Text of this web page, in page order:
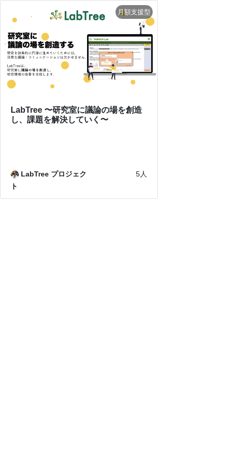
LabTree 〜研究室に議論の場を創造
し、課題を解決していく〜
LabTree プロジェク
ト
5人